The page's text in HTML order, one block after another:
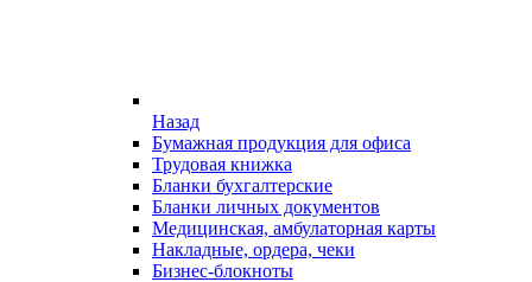
Назад
Бумажная продукция для офиса
Трудовая книжка
Бланки бухгалтерские
Бланки личных документов
Медицинская, амбулаторная карты
Накладные, ордера, чеки
Бизнес-блокноты